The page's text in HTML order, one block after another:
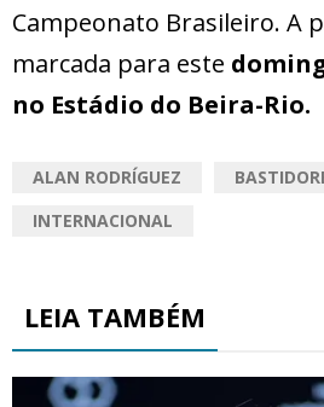
Campeonato Brasileiro. A
marcada para este
no Estádio do Beira-Rio.
ALAN RODRÍGUEZ
INTERNACIONAL
LEIA TAMBÉM